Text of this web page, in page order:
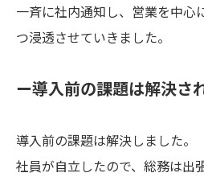
一斉に社内通知し、営業を中心
つ浸透させていきました。
ー導入前の課題は解決さ
導入前の課題は解決しました。
社員が自立したので、総務は出